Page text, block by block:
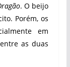
. O beijo
Porém, os
em
as duas